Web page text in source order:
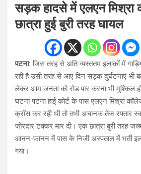
सड़क हादसे में एलएन मिश्रा
छात्रा हुई बुरी तरह घायल
पटना: जिस तरह से अति व्यस्ततम इलाकों में
रही है उसी तरह से आए दिन सड़क दुर्घटनाएं भी
लेकर आम जनता को रोड पार करना भी मुश्किल
घटना पटना हाई कोर्ट के पास एलएन मिश्रा
क्रॉस कर रही थी तो तभी अचानक तेज रफ्तार
जोरदार टक्कर मार दी। एक छात्रा बुरी तरह
आनन-फानन में पास के निजी अस्पताल में भर्ती
गया।